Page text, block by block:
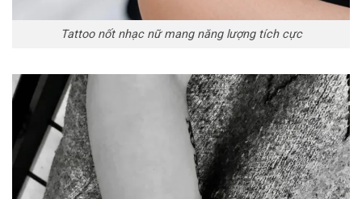
Tattoo nốt nhạc nữ mang năng lượng tích cực